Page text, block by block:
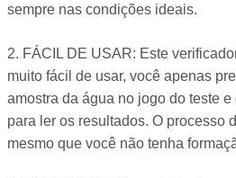
sempre nas condições ideais.
2. FÁCIL DE USAR: Este
muito fácil de usar, você apenas
amostra da água no jogo do teste
para ler os resultados. O processo
mesmo que você não tenha